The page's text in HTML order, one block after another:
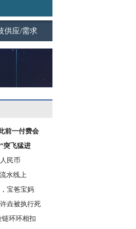
供应/需求
前一付费会
突飞猛进
民币
水线上
宝爸宝妈
垚被执行死
环环相扣